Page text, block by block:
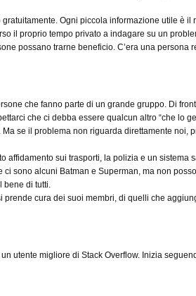
Ogni piccola informazione utile è il
il proprio tempo privato a indagare su un
possano trarne beneficio. C’era una persona
che fanno parte di un grande gruppo. Di
che ci debba essere qualcun altro “che lo
Ma se il problema non riguarda direttamente noi,
affidamento sui trasporti, la polizia e un sistema
ci sono alcuni Batman e Superman, ma non
bene di tutti.
prende cura dei suoi membri, di quelli che
utente migliore di Stack Overflow. Inizia